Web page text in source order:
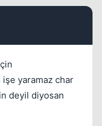
yaramaz char
deyil diyosan